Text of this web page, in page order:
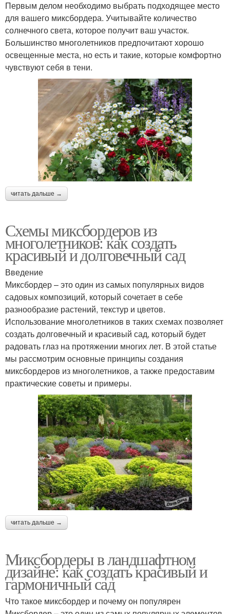
Первым делом необходимо выбрать подходящее место
для вашего миксбордера. Учитывайте количество
солнечного света, которое получит ваш участок.
Большинство многолетников предпочитают хорошо
освещенные места, но есть и такие, которые комфортно
чувствуют себя в тени.
читать дальше →
Схемы миксбордеров из
многолетников: как создать
красивый и долговечный сад
Введение
Миксбордер – это один из самых популярных видов
садовых композиций, который сочетает в себе
разнообразие растений, текстур и цветов.
Использование многолетников в таких схемах позволяет
создать долговечный и красивый сад, который будет
радовать глаз на протяжении многих лет. В этой статье
мы рассмотрим основные принципы создания
миксбордеров из многолетников, а также предоставим
практические советы и примеры.
читать дальше →
Миксбордеры в ландшафтном
дизайне: как создать красивый и
гармоничный сад
Что такое миксбордер и почему он популярен